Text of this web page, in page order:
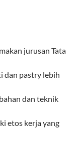
jurusan Tata
dan pastry lebih
dan teknik
etos kerja yang